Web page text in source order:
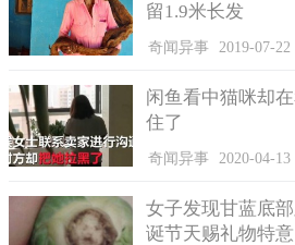
三、京广铁路(2294公里)
路线贯通南北，连接北京和广州，而且
份，是南北交通的主干线，在所有铁路
留1.9米长发
奇闻异事 2019-07-22
闲鱼看中猫咪却
住了
奇闻异事 2020-04-13
女子发现甘蓝底
诞节天赐礼物特意